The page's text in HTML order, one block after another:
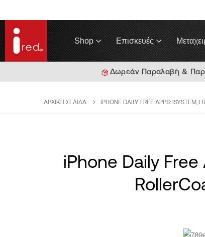
Shop Επισκευές
Δωρεάν Παραλαβή &
ΑΡΧΙΚΉ ΣΕΛΊΔΑ IPHONE DAILY FREE APPS: ISYSTEM,
iPhone Daily